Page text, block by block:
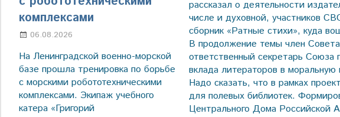
рассказал о деятельности
числе и духовной, участников
сборник «Ратные стихи», куда
В продолжение темы член
ответственный секретарь Союза
вклада литераторов в
Надо сказать, что в рамках
для полевых библиотек.
Центрального Дома Российской
комплексами
06.08.2026
На Ленинградской военно-морской
базе прошла тренировка по борьбе
с морскими робототехническими
комплексами. Экипаж учебного
катера «Григорий